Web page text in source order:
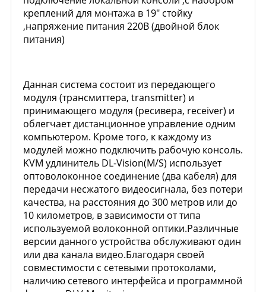
креплений для монтажа в 19" стойку
,напряжение питания 220В (двойной блок
питания)
Данная система состоит из передающего
модуля (трансмиттера, transmitter) и
принимающего модуля (ресивера, receiver) и
облегчает дистанционное управление одним
компьютером. Кроме того, к каждому из
модулей можно подключить рабочую консоль.
KVM удлинитель DL-Vision(M/S) использует
оптоволоконное соединение (два кабеля) для
передачи несжатого видеосигнала, без потери
качества, на расстояния до 300 метров или до
10 километров, в зависимости от типа
используемой волоконной оптики.Различные
версии данного устройства обслуживают один
или два канала видео.Благодаря своей
совместимости с сетевыми протоколами,
наличию сетевого интерфейса и программной